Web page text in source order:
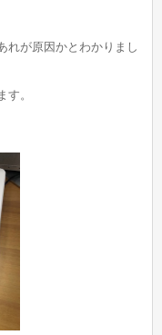
れが原因かとわかりまし
。